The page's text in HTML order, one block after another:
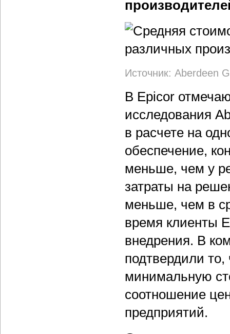
Источник: Aberdeen
В Epicor
исследования
в расчете на
обеспечение,
меньше, чем у
затраты на
меньше, чем в
время клиенты
внедрения. В
подтвердили
минимальную
соотношение
предприятий.